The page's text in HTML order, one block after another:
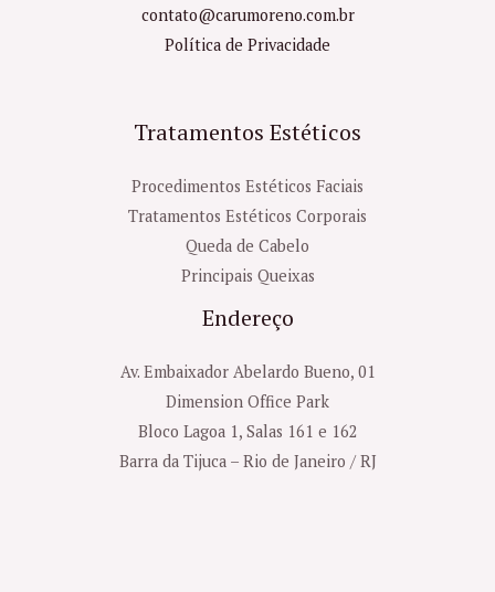
contato@carumoreno.com.br
Política de Privacidade
Tratamentos Estéticos
Procedimentos Estéticos Faciais
Tratamentos Estéticos Corporais
Queda de Cabelo
Principais Queixas
Endereço
Av. Embaixador Abelardo Bueno, 01
Dimension Office Park
Bloco Lagoa 1, Salas 161 e 162
Barra da Tijuca – Rio de Janeiro / RJ